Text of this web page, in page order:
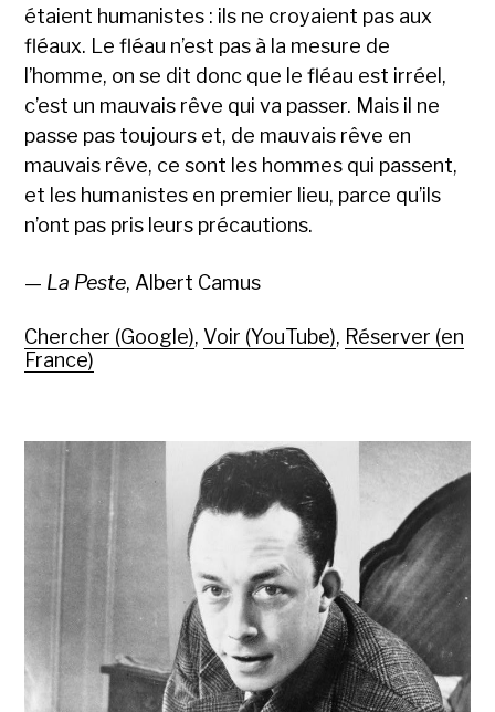
étaient humanistes : ils ne croyaient pas aux
fléaux. Le fléau n’est pas à la mesure de
l’homme, on se dit donc que le fléau est irréel,
c’est un mauvais rêve qui va passer. Mais il ne
passe pas toujours et, de mauvais rêve en
mauvais rêve, ce sont les hommes qui passent,
et les humanistes en premier lieu, parce qu’ils
n’ont pas pris leurs précautions.
— La Peste, Albert Camus
Chercher (Google), Voir (YouTube), Réserver (en
France)